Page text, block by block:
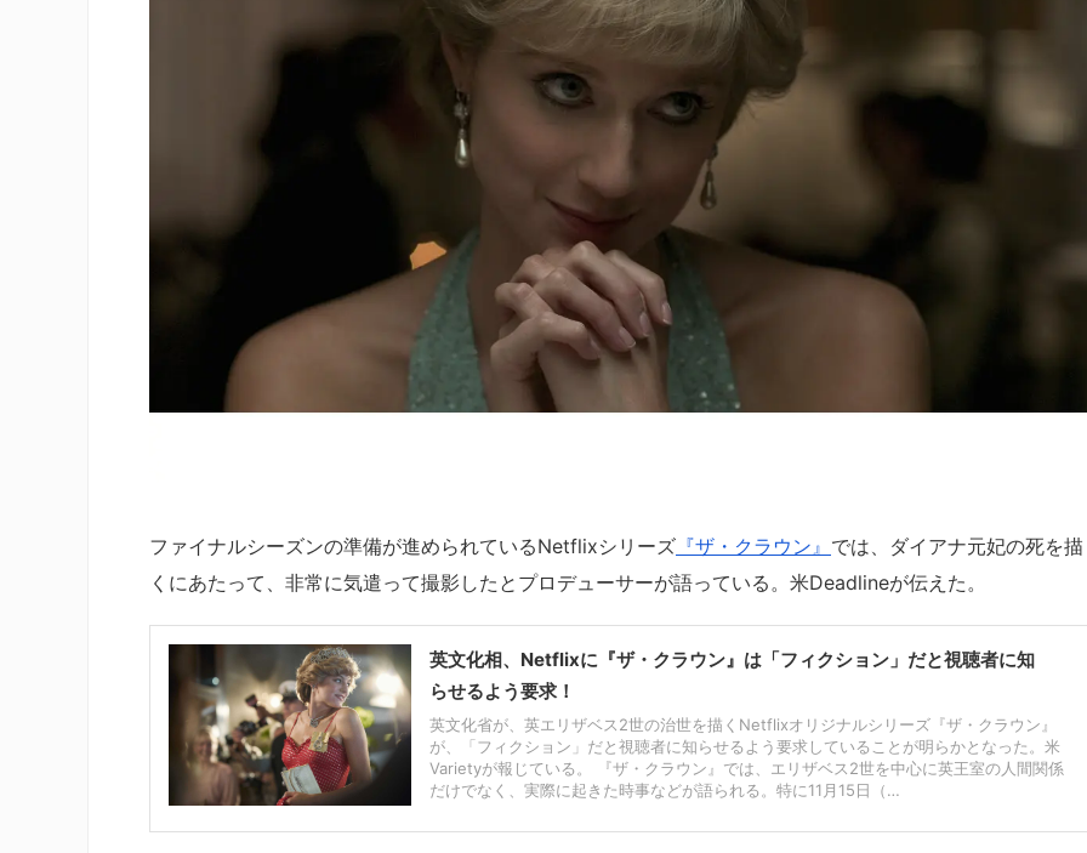
ファイナルシーズンの準備が進められているNetflixシリーズ 『ザ・クラウン』 では、ダイアナ元妃の死を描
くにあたって、非常に気遣って撮影したとプロデューサーが語っている。米Deadlineが伝えた。
英文化相、Netflixに『ザ・クラウン』は「フィクション」だと視聴者に知
らせるよう要求！
英文化省が、英エリザベス2世の治世を描くNetflixオリジナルシリーズ『ザ・クラウン』
が、「フィクション」だと視聴者に知らせるよう要求していることが明らかとなった。米
Varietyが報じている。 『ザ・クラウン』では、エリザベス2世を中心に英王室の人間関係
だけでなく、実際に起きた時事などが語られる。特に11月15日（…